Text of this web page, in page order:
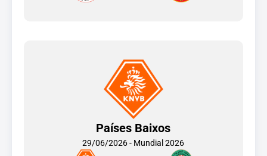
Países Baixos
29/06/2026 - Mundial 2026